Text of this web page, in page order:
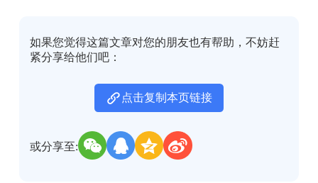
如果您觉得这篇文章对您的朋友也有帮助，不妨赶
紧分享给他们吧：
点击复制本页链接
或分享至: